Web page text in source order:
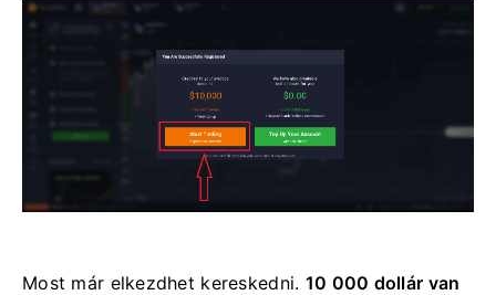
Most már elkezdhet kereskedni. 10 000 dollár van